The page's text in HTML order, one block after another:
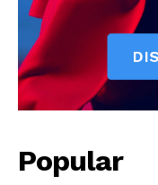
Popular